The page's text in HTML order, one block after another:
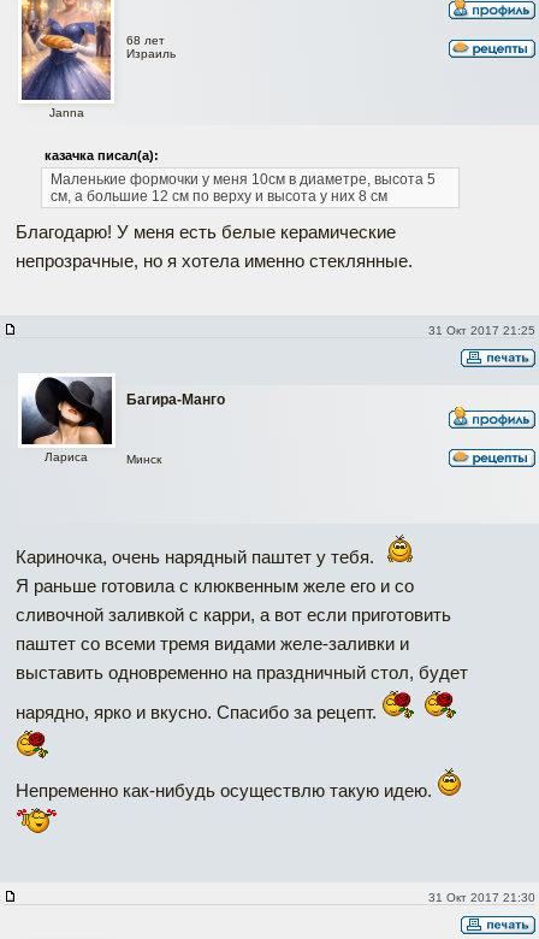
Janna
68 лет
Израиль
казачка писал(а):
Маленькие формочки у меня 10см в диаметре, высота 5
см, а большие 12 см по верху и высота у них 8 см
Благодарю! У меня есть белые керамические
непрозрачные, но я хотела именно стеклянные.
31 Окт 2017 21:25
Багира-Манго
Лариса Минск
Кариночка, очень нарядный паштет у тебя.
Я раньше готовила с клюквенным желе его и со
сливочной заливкой с карри, а вот если приготовить
паштет со всеми тремя видами желе-заливки и
выставить одновременно на праздничный стол, будет
нарядно, ярко и вкусно. Спасибо за рецепт.
Непременно как-нибудь осуществлю такую идею.
31 Окт 2017 21:30